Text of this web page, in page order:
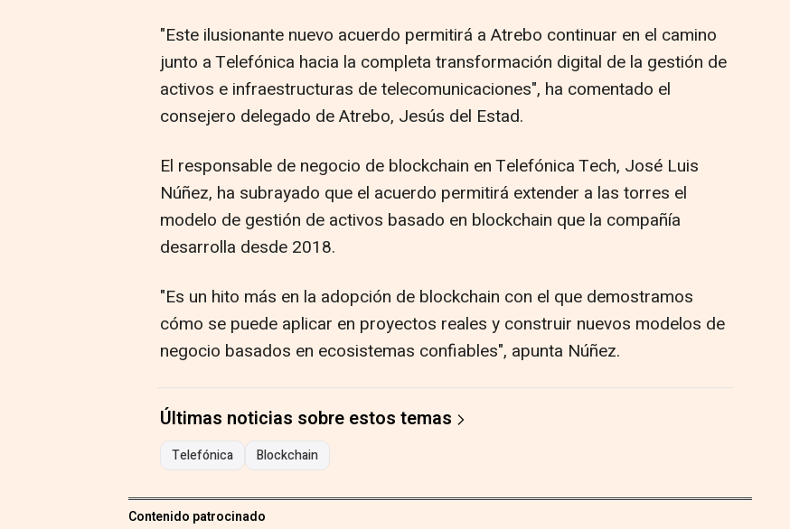
"Este ilusionante nuevo acuerdo permitirá a Atrebo continuar en el camino
junto a Telefónica hacia la completa transformación digital de la gestión de
activos e infraestructuras de telecomunicaciones", ha comentado el
consejero delegado de Atrebo, Jesús del Estad.
El responsable de negocio de blockchain en Telefónica Tech, José Luis
Núñez, ha subrayado que el acuerdo permitirá extender a las torres el
modelo de gestión de activos basado en blockchain que la compañía
desarrolla desde 2018.
"Es un hito más en la adopción de blockchain con el que demostramos
cómo se puede aplicar en proyectos reales y construir nuevos modelos de
negocio basados en ecosistemas confiables", apunta Núñez.
Últimas noticias sobre estos temas
Telefónica Blockchain
Contenido patrocinado